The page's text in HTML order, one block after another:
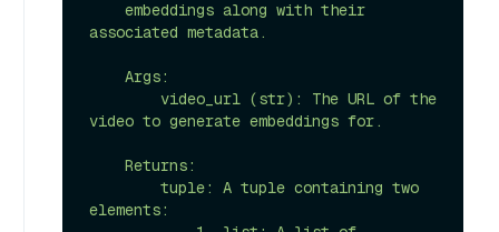
associated metadata.
video to generate embeddings for.
elements: